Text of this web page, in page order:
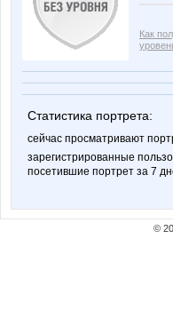
Как
Статистика портрета:
сейчас просматривают
зарегистрированные
посетившие портрет за 7
©